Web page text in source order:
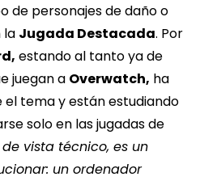
de personajes de daño o
la Jugada Destacada. Por
estando al tanto ya de
juegan a Overwatch, ha
el tema y están estudiando
solo en las jugadas de
vista técnico, es un
un ordenador